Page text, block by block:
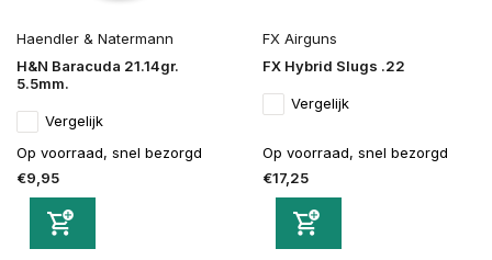
Haendler & Natermann
H&N Baracuda 21.14gr.
5.5mm.
Vergelijk
Op voorraad, snel bezorgd
€9,95
FX Airguns
FX Hybrid Slugs .22
Vergelijk
Op voorraad, snel bezorgd
€17,25